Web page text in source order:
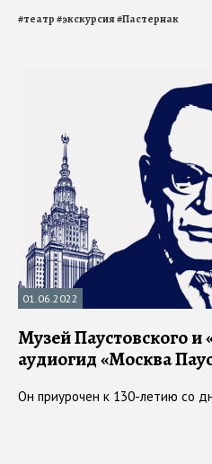
#театр#экскурсия#Пастернак
01.06.2022
Музей Паустовского и
аудиогид «Москва
Он приурочен к 130-летию со